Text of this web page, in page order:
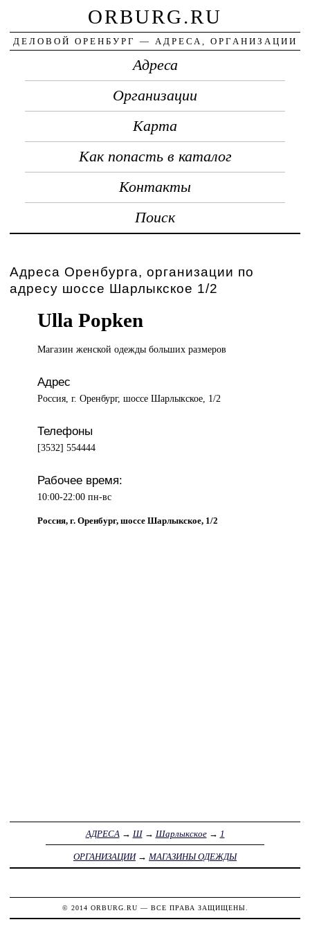
ORBURG.RU
ДЕЛОВОЙ ОРЕНБУРГ — АДРЕСА, ОРГАНИЗАЦИИ
Адреса
Организации
Карта
Как попасть в каталог
Контакты
Поиск
Адреса Оренбурга, организации по
адресу шоссе Шарлыкское 1/2
Ulla Popken
Магазин женскойодежды больших размеров
Адрес
Россия, г. Оренбург, шоссе Шарлыкское, 1/2
Телефоны
[3532] 554444
Рабочее время:
10:00-22:00 пн-вс
Россия, г. Оренбург, шоссе Шарлыкское, 1/2
АДРЕСА → Ш→ Шарлыкское→ 1
ОРГАНИЗАЦИИ→ МАГАЗИНЫ ОДЕЖДЫ
© 2014 ORBURG.RU — ВСЕ ПРАВА ЗАЩИЩЕНЫ.